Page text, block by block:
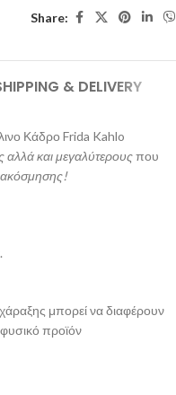
Share:
& DELIVERY
Κάδρο Frida Kahlo
αλλά και μεγαλύτερουςπου
μπορεί να διαφέρουν
προϊόν